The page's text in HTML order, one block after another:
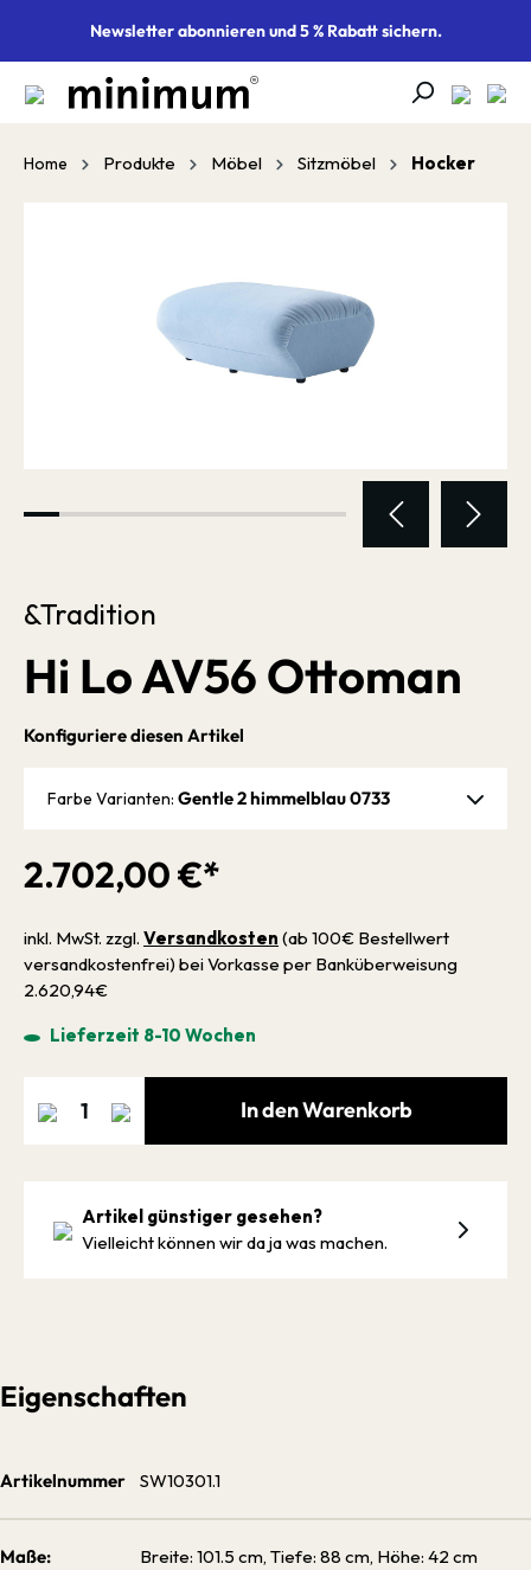
springenNewsletter abonnieren und 5 % Rabatt sichern.
Home Produkte Möbel Sitzmöbel Hocker
&Tradition
Hi Lo AV56 Ottoman
2.702,00 €*
inkl. MwSt. zzgl. Versandkosten (ab 100€ Bestellwert
versandkostenfrei) bei Vorkasse per Banküberweisung
2.620,94€
Lieferzeit 8-10 Wochen
Konfiguriere diesen Artikel
Farbe Varianten: Gentle 2 himmelblau 0733
In den Warenkorb
Artikel günstiger gesehen?
Vielleicht können wir da ja was machen.
Eigenschaften
Artikelnummer SW10301.1
Maße: Breite: 101.5 cm, Tiefe: 88 cm, Höhe: 42 cm